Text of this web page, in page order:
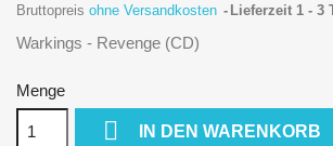
Bruttopreis ohne Versandkosten Lieferzeit 1 - 3
Warkings - Revenge (CD)
Menge
 IN DEN WARENKORB